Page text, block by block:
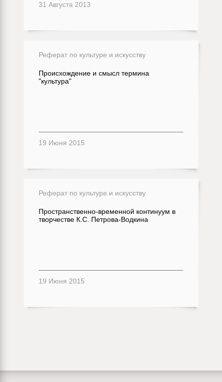
31 Августа 2013
Реферат по культуре и искусству
Происхождение и смысл термина
"культура"
19 Июня 2015
Реферат по культуре и искусству
Пространственно-временной континуум в
творчестве К.С. Петрова-Водкина
19 Июня 2015